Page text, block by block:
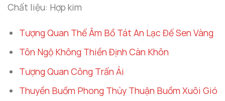
Chất liệu: Hợp kim
Tượng Quan Thế Âm Bồ Tát An Lạc Đế Sen Vàng
Tôn Ngộ Không Thiền Định Càn Khôn
Tượng Quan Công Trấn Ải
Thuyền Buồm Phong Thủy Thuận Buồm Xuôi Gió